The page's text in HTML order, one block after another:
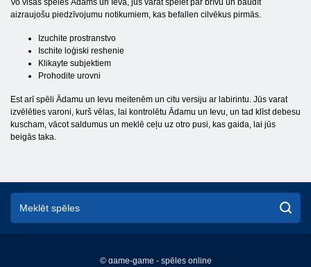
aizraujošu piedzīvojumu notikumiem, kas befallen cilvēkus pirmās.
Izuchite prostranstvo
Ischite loģiski reshenie
Klikayte subjektiem
Prohodite urovni
Est arī spēli Ādamu un Ievu meitenēm un citu versiju ar labirintu. Jūs varat
izvēlēties varoni, kurš vēlas, lai kontrolētu Ādamu un Ievu, un tad klīst debesu
kuscham, vācot saldumus un meklē ceļu uz otro pusi, kas gaida, lai jūs
beigās taka.
© game-game - spēles online